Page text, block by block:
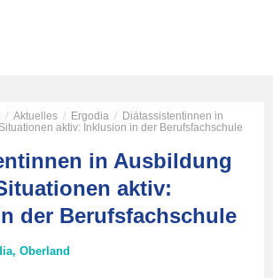
/ Aktuelles / Ergodia / Diätassistentinnen in
aktiv: Inklusion in der Berufsfachschule
in Ausbildung
aktiv:
der Berufsfachschule
, Oberland